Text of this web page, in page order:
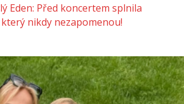
Eden: Před koncertem splnila
nikdy nezapomenou!